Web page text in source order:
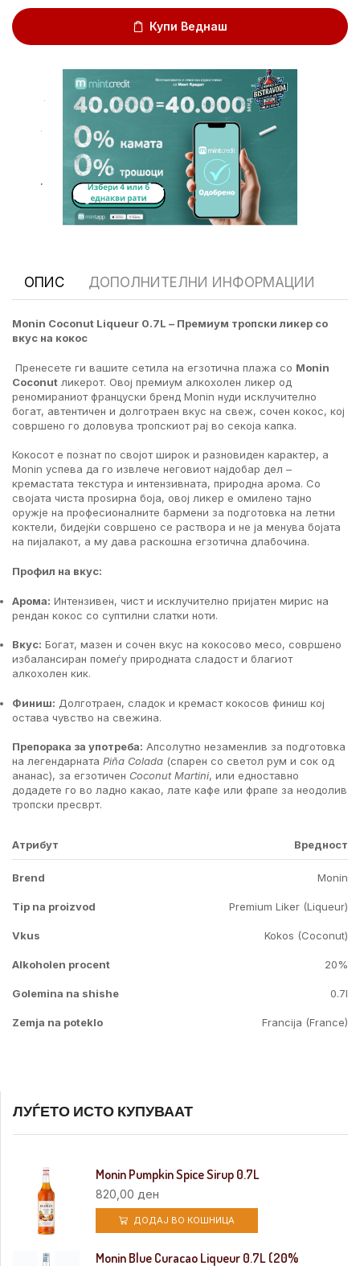
Купи Веднаш
.
.
.
ОПИС ДОПОЛНИТЕЛНИ ИНФОРМАЦИИ
Monin Coconut Liqueur 0.7L – Премиум тропски ликер со
вкус на кокос
Пренесете ги вашите сетила на егзотична плажа со Monin
Coconut ликерот. Овој премиум алкохолен ликер од
реномираниот француски бренд Monin нуди исклучително
богат, автентичен и долготраен вкус на свеж, сочен кокос, кој
совршено го доловува тропскиот рај во секоја капка.
Кокосот е познат по својот широк и разновиден карактер, а
Monin успева да го извлече неговиот најдобар дел –
кремастата текстура и интензивната, природна арома. Со
својата чиста проѕирна боја, овој ликер е омилено тајно
оружје на професионалните бармени за подготовка на летни
коктели, бидејќи совршено се раствора и не ја менува бојата
на пијалакот, а му дава раскошна егзотична длабочина.
Профил на вкус:
Арома: Интензивен, чист и исклучително пријатен мирис на
рендан кокос со суптилни слатки ноти.
Вкус: Богат, мазен и сочен вкус на кокосово месо, совршено
избалансиран помеѓу природната сладост и благиот
алкохолен кик.
Финиш: Долготраен, сладок и кремаст кокосов финиш кој
остава чувство на свежина.
Препорака за употреба: Апсолутно незаменлив за подготовка
на легендарната Piña Colada (спарен со светол рум и сок од
ананас), за егзотичен Coconut Martini, или едноставно
додадете го во ладно какао, лате кафе или фрапе за неодолив
тропски пресврт.
Атрибут Вредност
Brend Monin
Tip na proizvod Premium Liker (Liqueur)
Vkus Kokos (Coconut)
Alkoholen procent 20%
Golemina na shishe 0.7l
Zemja na poteklo Francija (France)
ЛУЃЕТО ИСТО КУПУВААТ
Monin Pumpkin Spice Sirup 0.7L
820,00ден
ДОДАЈ ВО КОШНИЦА
Monin Blue Curacao Liqueur 0.7L (20%